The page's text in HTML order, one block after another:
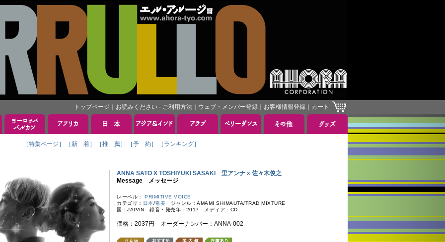
トップページ お読みください - ご利用方法 ウェブ・メンバー登録 お客様情報登録 カート
［特集ページ］ ［新 着］ ［推 薦］ ［予 約］ ［ランキング］
ANNA SATO X TOSHIYUKI SASAKI 里アンナ x 佐々木俊之
Message メッセージ
レーベル： PRIMITIVE VOICE
カテゴリ： 日本/奄美 ジャンル：AMAMI SHIMAUTA/TRAD MIXTURE
国：JAPAN 録音・発売年：2017 メディア：CD
価格：2037円 オーダーナンバー：ANNA-002